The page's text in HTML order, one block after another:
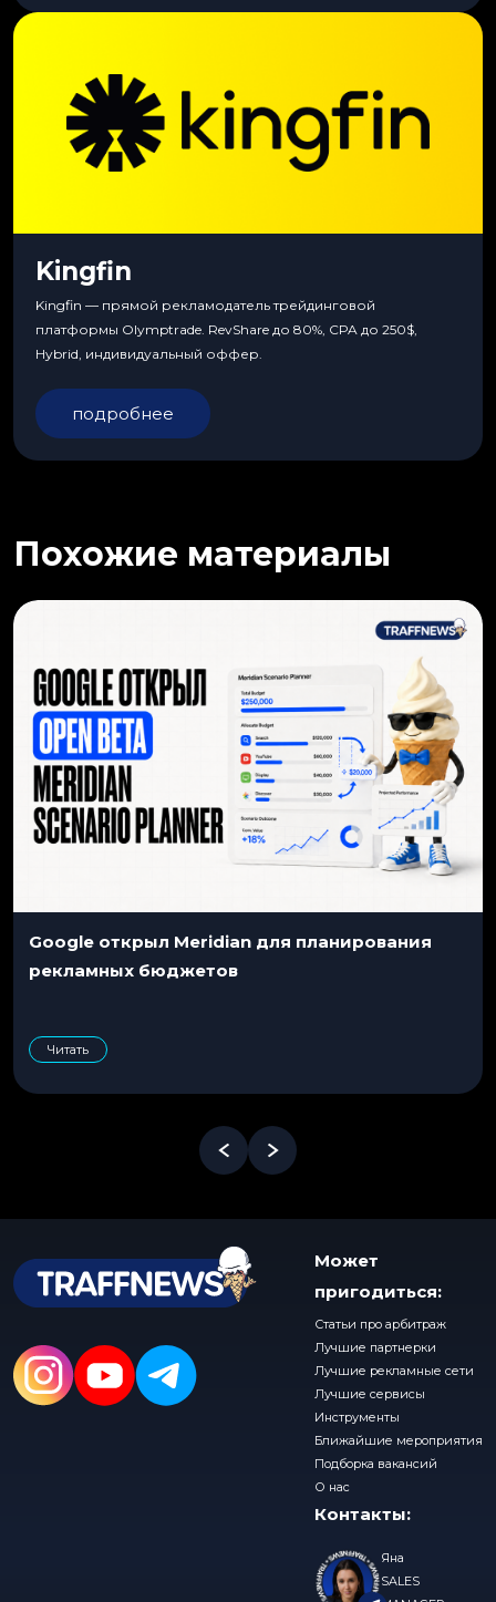
Kingfin
Kingfin — прямой рекламодатель трейдинговой
платформы Olymptrade. RevShare до 80%, CPA до 250$,
Hybrid, индивидуальный оффер.
подробнее
Похожие материалы
Google открыл Meridian для планирования
рекламных бюджетов
Читать
Может
пригодиться:
Статьи про арбитраж
Лучшие партнерки
Лучшие рекламные сети
Лучшие сервисы
Инструменты
Ближайшие мероприятия
Подборка вакансий
О нас
Контакты:
Яна
SALES